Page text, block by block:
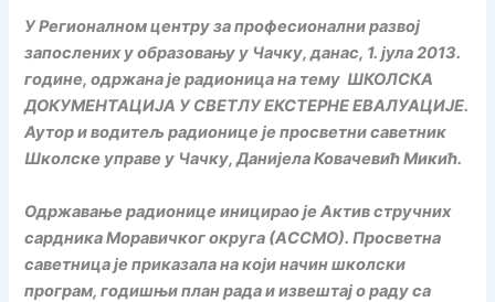
У Регионалном центру за професионални развој
запослених у образовању у Чачку, данас, 1. јула 2013.
године, одржана је радионица на тему ШКОЛСКА
ДОКУМЕНТАЦИЈА У СВЕТЛУ ЕКСТЕРНЕ ЕВАЛУАЦИЈЕ.
Аутор и водитељ радионице је просветни саветник
Школске управе у Чачку, Данијела Ковачевић Микић.
Одржавање радионице иницирао је Актив стручних
сардника Моравичког округа (АССМО). Просветна
саветница је приказала на који начин школски
програм, годишњи план рада и извештај о раду са